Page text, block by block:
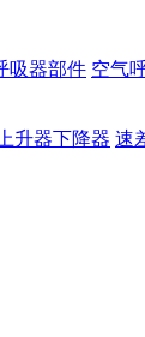
吸器部件 空气
上升器下降器 速